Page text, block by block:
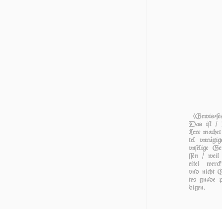
Das iſt /
Lere
tel
vnſelige
ſſen / weil
eitel
vnd nicht
tes gnade
digen.